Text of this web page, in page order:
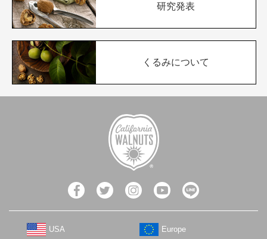
研究発表
くるみについて
USA Europe